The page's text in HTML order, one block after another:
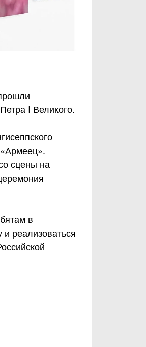
I Великого.
сцены на
в
реализоваться